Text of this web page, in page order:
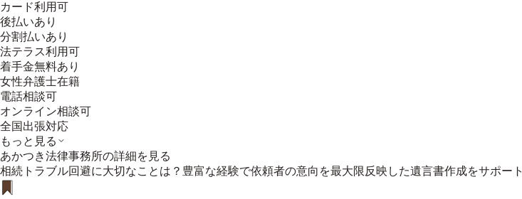
カード利用可
後払いあり
分割払いあり
法テラス利用可
着手金無料あり
女性弁護士在籍
電話相談可
オンライン相談可
全国出張対応
もっと見る
あかつき法律事務所の詳細を見る
相続トラブル回避に大切なことは？豊富な経験で依頼者の意向を最大限反映した遺言書作成をサポート